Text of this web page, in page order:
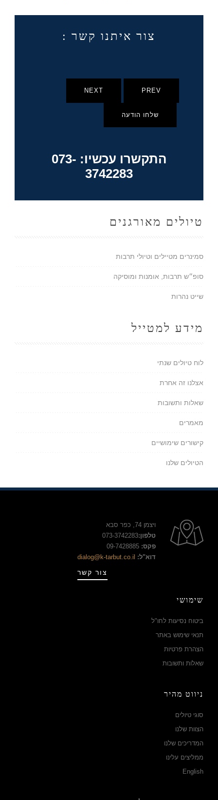
צור איתנו קשר :
PREV
NEXT
שלחו הודעה
התקשרו עכשיו: 073-
3742283
טיולים מאורגנים
סמינרים מטיילים וטיולי תרבות
סופ״ש תרבות, אומנות ומוסיקה
שייט נהרות
מידע למטייל
לוח טיולים שנתי
אצלנו זה אחרת
שאלות ותשובות
מאמרים
קישורים שימושיים
הטיולים שלנו
ויצמן 74, כפר סבא
טלפון:073-3742283
פקס:
דוא"ל: dialog@k-tarbut.co.il
צור קשר
שימושי
ביטוח נסיעות לחו"ל
תנאי שימוש באתר
הצהרת פרטיות
שאלות ותשובות
ניווט מהיר
סוגי טיולים
הצוות שלנו
המדריכים שלנו
ממליצים עלינו
English